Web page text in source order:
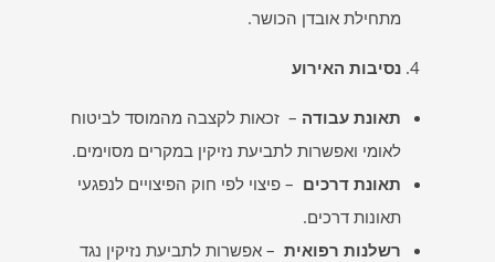
מתחילת אובדן הכושר.
נסיבות האירוע
תאונת עבודה – זכאות לקצבה מהמוסד לביטוח
לאומי ואפשרות לתביעת נזיקין במקרים מסוימים.
תאונת דרכים – פיצוי לפי חוק הפיצויים לנפגעי
תאונות דרכים.
רשלנות רפואית – אפשרות לתביעת נזיקין נגד